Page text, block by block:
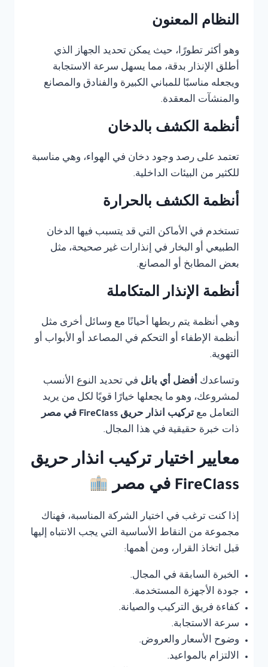
النظام المعنون
وهو أكثر تطورًا، حيث يمكن تحديد الجهاز الذي
أطلق الإنذار بدقة، مما يسهل سرعة الاستجابة
ويجعله مناسبًا للمباني الكبيرة والفنادق والمصانع
والمنشآت المعقدة.
أنظمة الكشف بالدخان
تعتمد على رصد وجود دخان في الهواء، وهي مناسبة
للكثير من البيئات الداخلية.
أنظمة الكشف بالحرارة
تستخدم في الأماكن التي قد يتسبب فيها الدخان
الطبيعي أو البخار في إنذارات غير صحيحة، مثل
بعض المطابخ أو المصانع.
أنظمة الإنذار المتكاملة
وهي أنظمة يتم ربطها أحيانًا مع وسائل أخرى مثل
أنظمة الإطفاء أو التحكم في المصاعد أو الأبواب أو
التهوية.
وتساعدك أفضل أي بانل في تحديد النوع الأنسب
لمشروعك، وهو ما يجعلها خيارًا قويًا لكل من يريد
التعامل مع تركيب انذار حريق FireClass في مصر
ذات خبرة حقيقية في هذا المجال.
معايير اختيار تركيب انذار حريق
FireClass في مصر
إذا كنت ترغب في اختيار الشركة المناسبة، فهناك
مجموعة من النقاط الأساسية التي يجب الانتباه إليها
قبل اتخاذ القرار، ومن أهمها:
الخبرة السابقة في المجال.
جودة الأجهزة المستخدمة.
كفاءة فريق التركيب والصيانة.
سرعة الاستجابة.
وضوح الأسعار والعروض.
الالتزام بالمواعيد.